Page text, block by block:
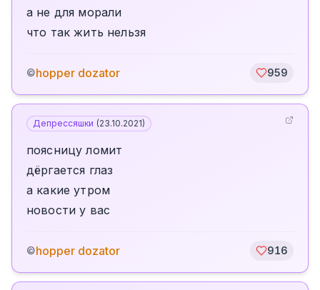
а не для морали
что так жить нельзя
©hopper dozator 959
Депрессяшки (23.10.2021)
поясницу ломит
дёргается глаз
а какие утром
новости у вас
©hopper dozator 916